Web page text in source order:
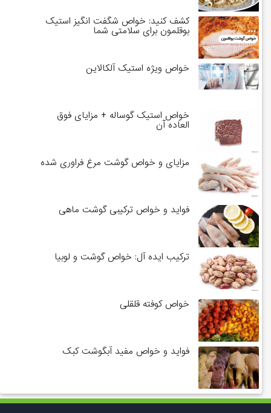
کشف کنید: خواص شگفت انگیز استیک
بوقلمون برای سلامتی شما
خواص ویژه استیک آلکالاین
خواص استیک گوساله + مزایای فوق
العاده آن
مزایای و خواص گوشت مرغ فراوری شده
فواید و خواص ترکیبی گوشت ماهی
ترکیب ایده آل: خواص گوشت و لوبیا
خواص کوفته قلقلی
فواید و خواص مفید آبگوشت کبک